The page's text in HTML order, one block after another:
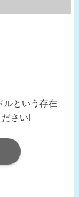
ルという存在
さい!